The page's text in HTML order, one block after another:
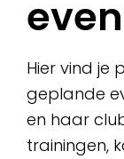
Hier vind je
geplande
en haar
trainingen,